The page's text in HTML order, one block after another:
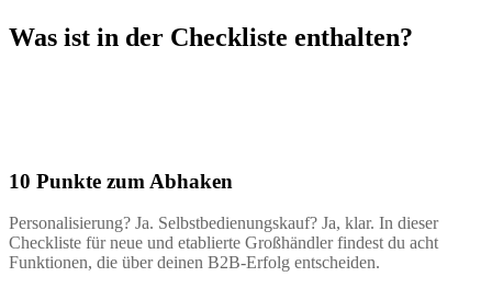
Was ist in der Checkliste enthalten?
10 Punkte zum Abhaken
Personalisierung? Ja. Selbstbedienungskauf? Ja, klar. In dieser
Checkliste für neue und etablierte Großhändler findest du acht
Funktionen, die über deinen B2B-Erfolg entscheiden.